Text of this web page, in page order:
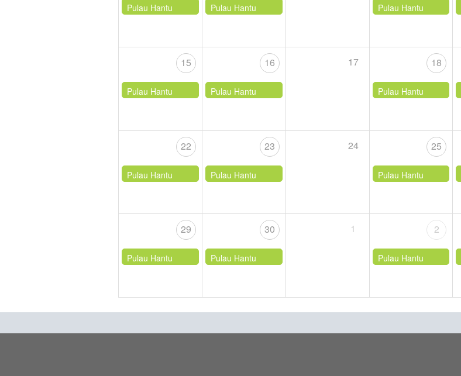
Pulau Hantu Pulau Hantu Pulau Hantu
15
Pulau Hantu
16
Pulau Hantu
17 18
Pulau Hantu
22
Pulau Hantu
23
Pulau Hantu
24 25
Pulau Hantu
29
Pulau Hantu
30
Pulau Hantu
1 2
Pulau Hantu